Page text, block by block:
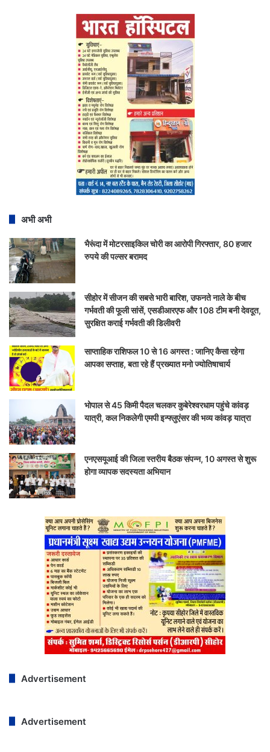
अभी अभी
भैरूंदा में मोटरसाइकिल चोरी का आरोपी गिरफ्तार, 80 हजार
रुपये की पल्सर बरामद
सीहोर में सीजन की सबसे भारी बारिश, उफनते नाले के बीच
गर्भवती की फूली सांसें, एसडीआरएफ और 108 टीम बनी देवदूत,
सुरक्षित कराई गर्भवती की डिलीवरी
साप्ताहिक राशिफल 10 से 16 अगस्त : जानिए कैसा रहेगा
आपका सप्ताह, बता रहे हैं प्रख्यात मनो ज्योतिषाचार्य
भोपाल से 45 किमी पैदल चलकर कुबेरेश्वरधाम पहुंचे कांवड़
यात्री, कल निकलेगी एमपी इन्फ्लुएंसर की भव्य कांवड़ यात्रा
एनएसयूआई की जिला स्तरीय बैठक संपन्न, 10 अगस्त से शुरू
होगा व्यापक सदस्यता अभियान
Advertisement
Advertisement